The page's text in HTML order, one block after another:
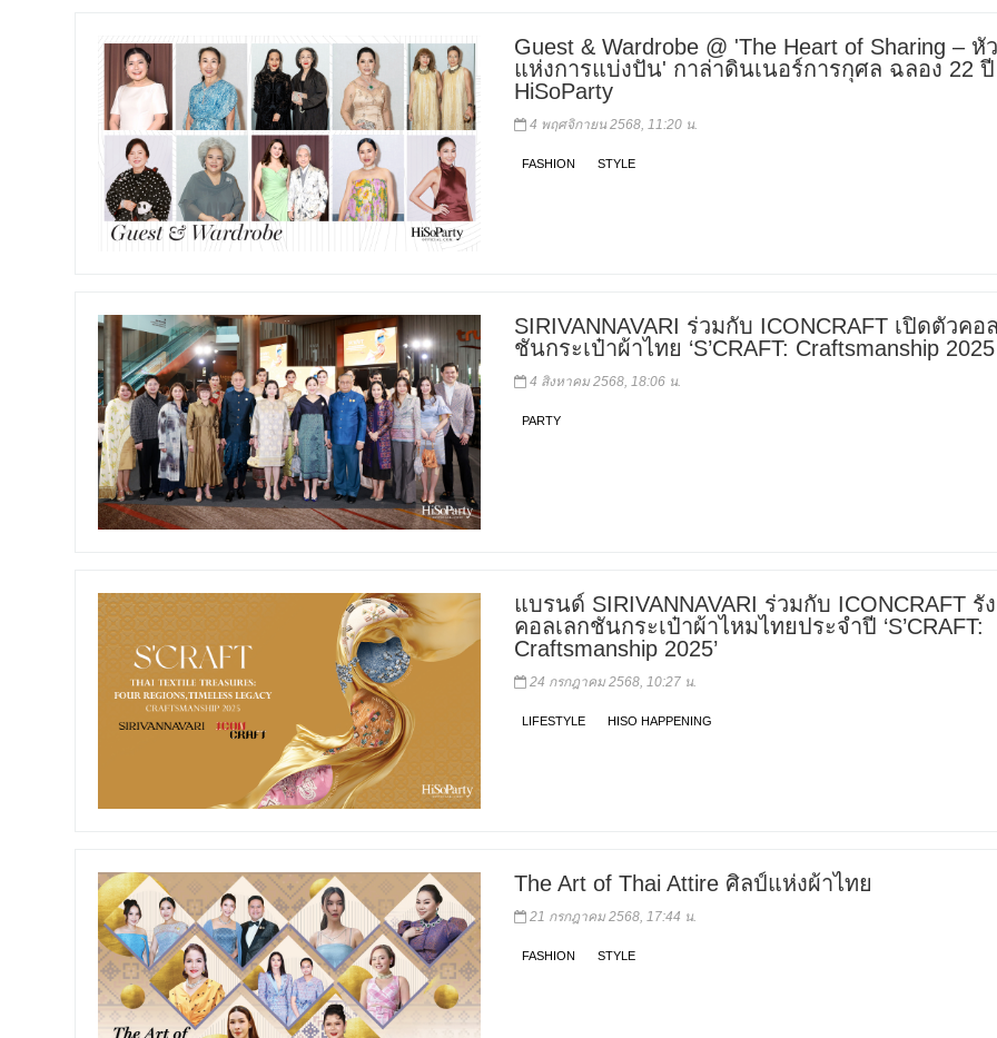
Guest & Wardrobe @ 'The Heart of Sharing – หั
แห่งการแบ่งปัน' กาล่าดินเนอร์การกุศล ฉลอง 22 ปี
HiSoParty
4 พฤศจิกายน 2568, 11:20 น.
FASHION STYLE
SIRIVANNAVARI ร่วมกับ ICONCRAFT เปิดตัวคอ
ชันกระเป๋าผ้าไทย ‘S’CRAFT: Craftsmanship 2025
4 สิงหาคม 2568, 18:06 น.
PARTY
แบรนด์ SIRIVANNAVARI ร่วมกับ ICONCRAFT รั
คอลเลกชันกระเป๋าผ้าไหมไทยประจำปี ‘S’CRAFT:
Craftsmanship 2025’
24 กรกฎาคม 2568, 10:27 น.
LIFESTYLE HISO HAPPENING
The Art of Thai Attire ศิลป์แห่งผ้าไทย
21 กรกฎาคม 2568, 17:44 น.
FASHION STYLE